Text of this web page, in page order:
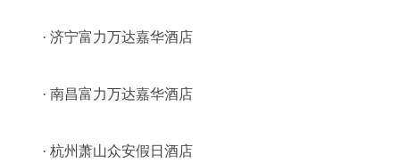
· 济宁富力万达嘉华酒店
· 南昌富力万达嘉华酒店
· 杭州萧山众安假日酒店